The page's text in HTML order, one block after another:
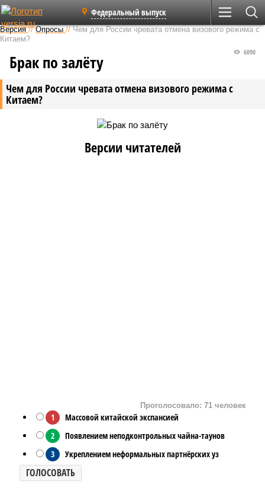
Федеральный выпуск
Версия //Опросы //Чем для России чревата отмена визового режима с
Китаем?
Чем для России чревата отмена визового режима с
Китаем?
6090
Брак по зaлёту
Версии читателей
Проголосовало: 71 человек
1
Массовой китайской экспансией
2
Появлением неподконтрольных чайна-таунов
3
Укреплением неформальных партнёрских уз
ГОЛОСОВАТЬ